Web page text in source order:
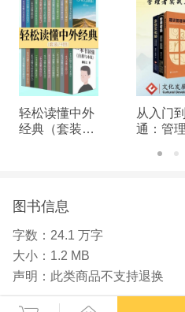
给我们一些启示。简而言
家、企业巨头、投机者和
何操控国家于手中的故事
惊的关于剥削的故事。而
轻松读懂中外
经典（套装24
从入门
通：管
图书信息
字数： 24.1 万字
大小： 1.2 MB
声明： 此类商品不支持退换